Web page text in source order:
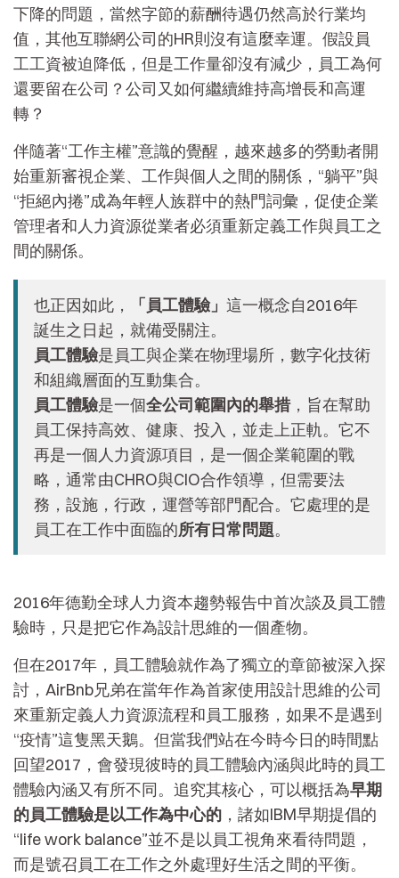
下降的問題，當然字節的薪酬待遇仍然高於行業均
值，其他互聯網公司的HR則沒有這麼幸運。假設員
工工資被迫降低，但是工作量卻沒有減少，員工為何
還要留在公司？公司又如何繼續維持高增長和高運
轉？
伴隨著“工作主權”意識的覺醒，越來越多的勞動者開
始重新審視企業、工作與個人之間的關係，“躺平”與
“拒絕內捲”成為年輕人族群中的熱門詞彙，促使企業
管理者和人力資源從業者必須重新定義工作與員工之
間的關係。
也正因如此， 「員工體驗」 這一概念自2016年
誕生之日起，就備受關注。
員工體驗是員工與企業在物理場所，數字化技術
和組織層面的互動集合。
員工體驗是一個全公司範圍內的舉措，旨在幫助
員工保持高效、健康、投入，並走上正軌。它不
再是一個人力資源項目，是一個企業範圍的戰
略，通常由CHRO與CIO合作領導，但需要法
務，設施，行政，運營等部門配合。它處理的是
員工在工作中面臨的所有日常問題。
2016年德勤全球人力資本趨勢報告中首次談及員工體
驗時，只是把它作為設計思維的一個產物。
但在2017年，員工體驗就作為了獨立的章節被深入探
討，AirBnb兄弟在當年作為首家使用設計思維的公司
來重新定義人力資源流程和員工服務，如果不是遇到
“疫情”這隻黑天鵝。但當我們站在今時今日的時間點
回望2017，會發現彼時的員工體驗內涵與此時的員工
體驗內涵又有所不同。追究其核心，可以概括為早期
的員工體驗是以工作為中心的 ，諸如IBM早期提倡的
“life work balance”並不是以員工視角來看待問題，
而是號召員工在工作之外處理好生活之間的平衡。